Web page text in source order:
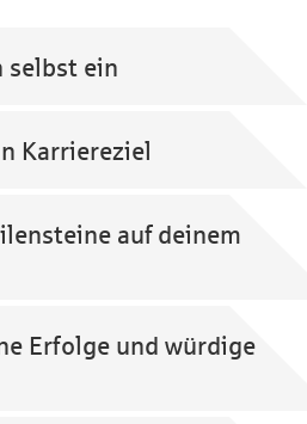
selbst ein
Karriereziel
auf deinem
Erfolge und würdige